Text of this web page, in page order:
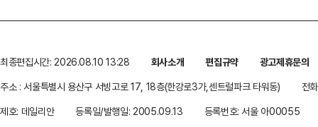
최종편집시간: 2026.08.10 13:28 회사소개 편집규약
광고제휴문의
주소 : 서울특별시 용산구 서빙고로 17, 18층(한강로3가,센트럴파크 타워동)
전
제호: 데일리안
등록일/발행일: 2005.09.13 등록번호: 서울 아00055